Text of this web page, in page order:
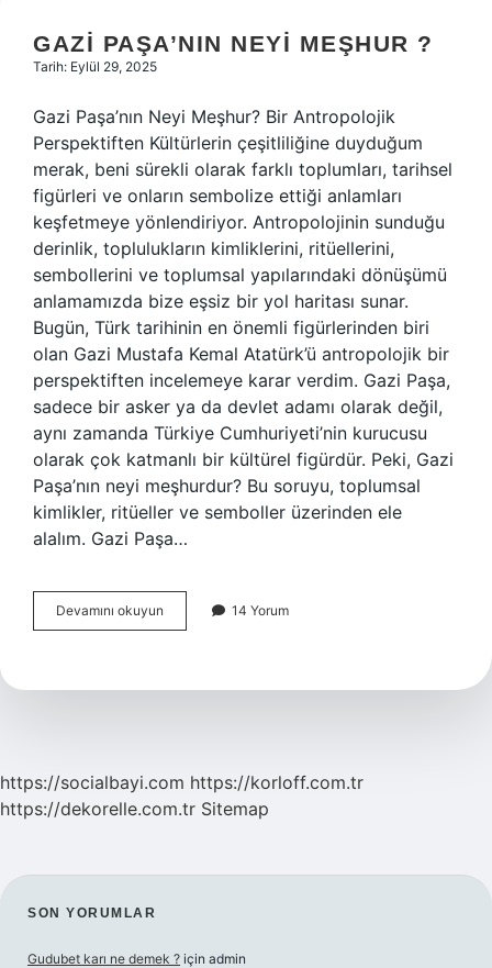
GAZI PAŞA’NIN NEYI MEŞHUR ?
Tarih: Eylül 29, 2025
Gazi Paşa’nın Neyi Meşhur? Bir Antropolojik
Perspektiften Kültürlerin çeşitliliğine duyduğum
merak, beni sürekli olarak farklı toplumları, tarihsel
figürleri ve onların sembolize ettiği anlamları
keşfetmeye yönlendiriyor. Antropolojinin sunduğu
derinlik, toplulukların kimliklerini, ritüellerini,
sembollerini ve toplumsal yapılarındaki dönüşümü
anlamamızda bize eşsiz bir yol haritası sunar.
Bugün, Türk tarihinin en önemli figürlerinden biri
olan Gazi Mustafa Kemal Atatürk’ü antropolojik bir
perspektiften incelemeye karar verdim. Gazi Paşa,
sadece bir asker ya da devlet adamı olarak değil,
aynı zamanda Türkiye Cumhuriyeti’nin kurucusu
olarak çok katmanlı bir kültürel figürdür. Peki, Gazi
Paşa’nın neyi meşhurdur? Bu soruyu, toplumsal
kimlikler, ritüeller ve semboller üzerinden ele
alalım. Gazi Paşa…
Devamını okuyun
Paşa’nın
?
14 Yorum
https://socialbayi.com https://korloff.com.tr
https://dekorelle.com.tr Sitemap
SIDEBAR
SON YORUMLAR
Gudubet karı ne demek ? için admin